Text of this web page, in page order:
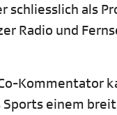
schliesslich als
Radio und
Kommentator
einem